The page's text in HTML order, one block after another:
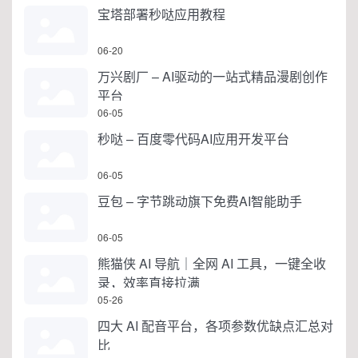
宝塔部署秒哒应用教程
06-20
万兴剧厂 – AI驱动的一站式精品漫剧创作
平台
06-05
秒哒 – 百度零代码AI应用开发平台
06-05
豆包 – 字节跳动旗下免费AI智能助手
06-05
熊猫侠 AI 导航｜全网 AI 工具，一键全收
录，效率直接拉满
05-26
四大 AI 配音平台，各项参数优缺点汇总对
比